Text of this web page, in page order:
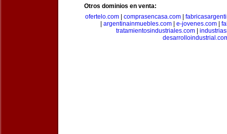
Otros dominios en venta:
ofertelo.com| comprasencasa.com|
argentinainmuebles.com| e-jovenes.com|
tratamientosindustriales.com